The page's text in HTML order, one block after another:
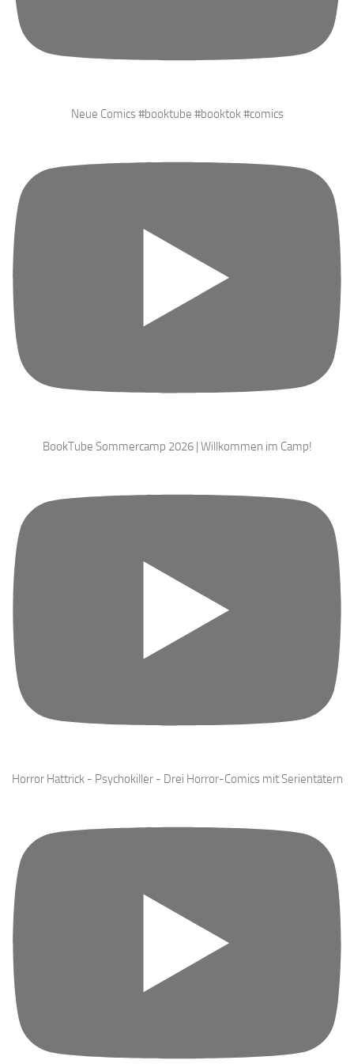
Neue Comics #booktube #booktok #comics
BookTube Sommercamp 2026 | Willkommen im Camp!
Horror Hattrick - Psychokiller - Drei Horror-Comics mit Serientätern